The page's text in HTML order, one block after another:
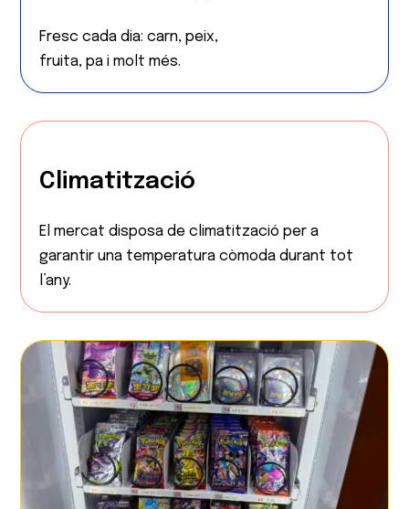
Fresc cada dia: carn, peix,
fruita, pa i molt més.
Climatització
El mercat disposa de climatització per a
garantir una temperatura còmoda durant tot
l’any.